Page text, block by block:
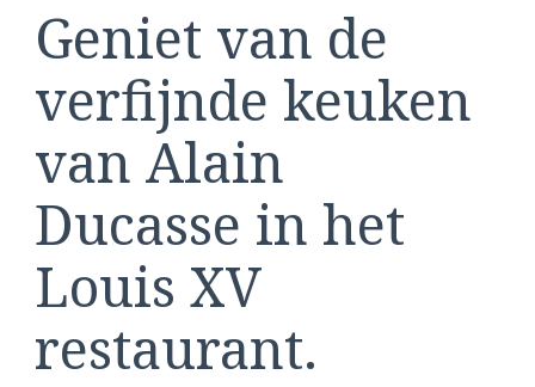
Geniet van de
verfijnde keuken
van Alain
Ducasse in het
Louis XV
restaurant.